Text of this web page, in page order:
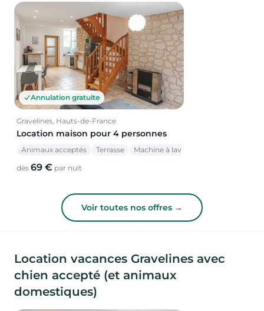
Annulation gratuite
Gravelines, Hauts-de-France
Location maison pour 4 personnes
Animaux acceptés Terrasse Machine à laver
dès 69 € par nuit
Voir toutes nos offres →
Location vacances Gravelines avec
chien accepté (et animaux
domestiques)